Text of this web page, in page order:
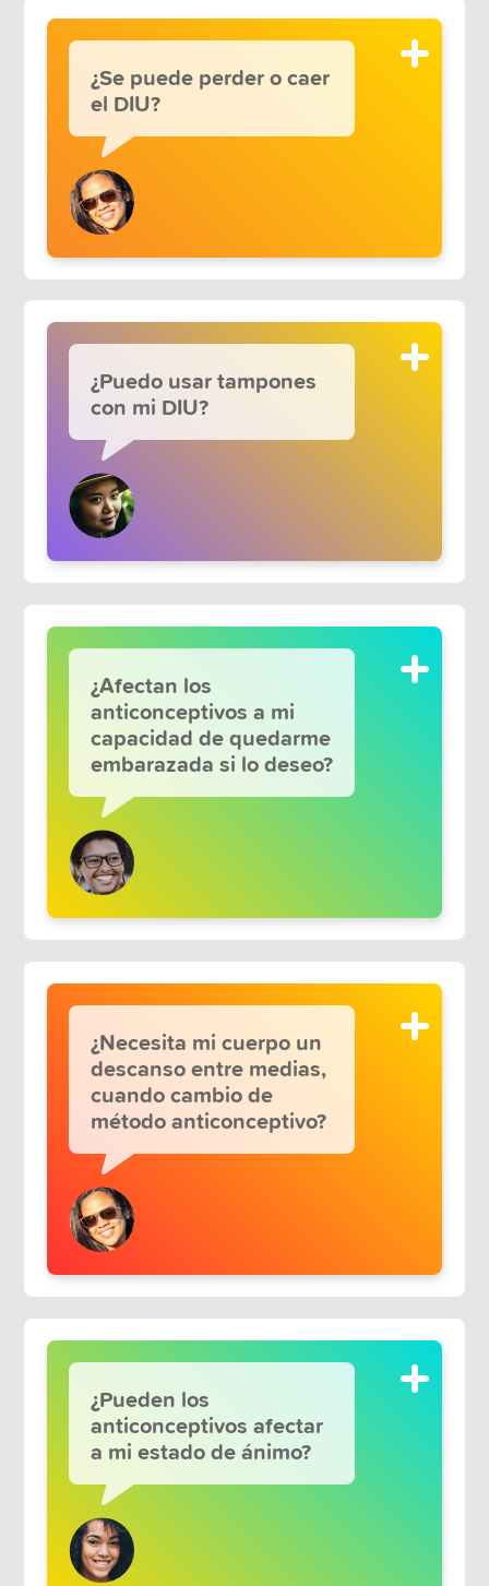
¿Se puede perder o caer
el DIU?
¿Puedo usar tampones
con mi DIU?
¿Afectan los
anticonceptivos a mi
capacidad de quedarme
embarazada si lo deseo?
¿Necesita mi cuerpo un
descanso entre medias,
cuando cambio de
método anticonceptivo?
¿Pueden los
anticonceptivos afectar
a mi estado de ánimo?